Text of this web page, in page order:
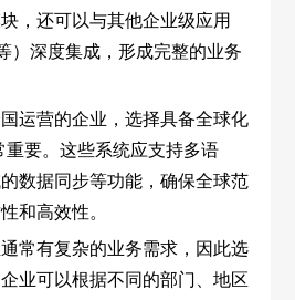
，还可以与其他企业级应用
）深度集成，形成完整的业务
运营的企业，选择具备全球化
要。这些系统应支持多语
数据同步等功能，确保全球范
和高效性。
常有复杂的业务需求，因此选
业可以根据不同的部门、地区